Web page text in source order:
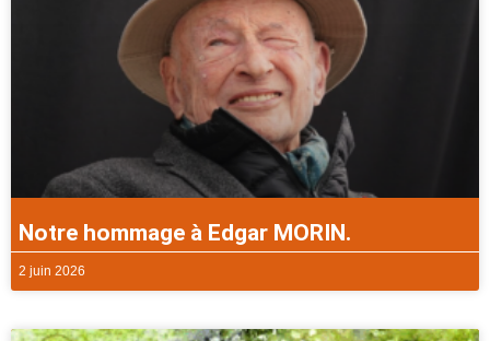
Notre hommage à Edgar MORIN.
2 juin 2026